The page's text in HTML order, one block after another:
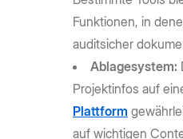
Funktionen, in
auditsicher
Ablagesystem:
Projektinfos auf
Plattform
auf wichtigen